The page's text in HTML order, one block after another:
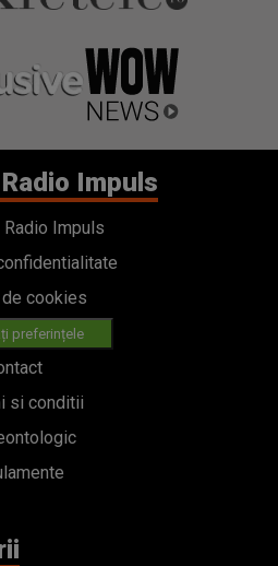
Impuls
Impuls
cookies
preferințele
si conditii